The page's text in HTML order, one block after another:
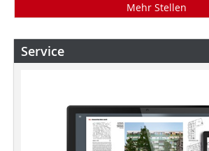
Mehr Stellen
Service